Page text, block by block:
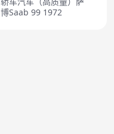
博Saab 99 1972